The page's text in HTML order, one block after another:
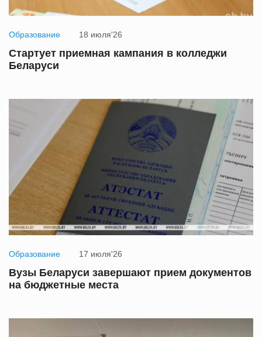
Образование 18 июля'26
Стартует приемная кампания в колледжи
Беларуси
Образование 17 июля'26
Вузы Беларуси завершают прием документов
на бюджетные места